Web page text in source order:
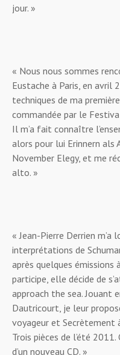
jour. »
« Nous nous sommes
Eustache à Paris, en avril
techniques de ma
commandée par le
Il m’a fait connaître
alors pour lui Erinnern als
November Elegy, et me
alto. »
« Jean-Pierre Derrien m’a
interprétations de
après quelques émissions
participe, elle décide de
approach the sea. Jouant
Dautricourt, je leur
voyageur et Secrètement
Trois pièces de l’été
d’un nouveau CD. »